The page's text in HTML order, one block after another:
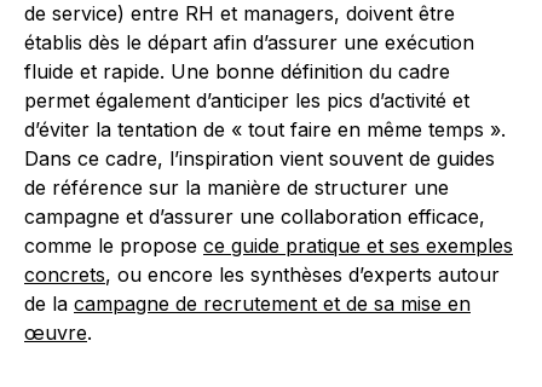
de service) entre RH et managers, doivent être
établis dès le départ afin d’assurer une exécution
fluide et rapide. Une bonne définition du cadre
permet également d’anticiper les pics d’activité et
d’éviter la tentation de « tout faire en même temps ».
Dans ce cadre, l’inspiration vient souvent de guides
de référence sur la manière de structurer une
campagne et d’assurer une collaboration efficace,
comme le propose ce guide pratique et ses exemples
concrets, ou encore les synthèses d’experts autour
de la campagne de recrutement et de sa mise en
œuvre.